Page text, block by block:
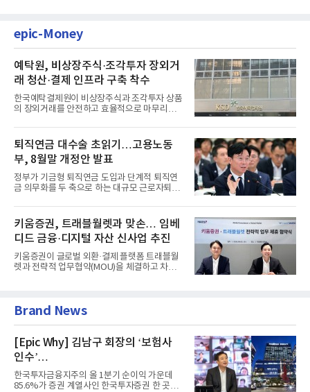
epic-Money
예탁원, 비상장주식·조각투자 장외거
래 청산·결제 인프라 구축 착수
한국예탁결제원이 비상장주식과 조각투자 상품
의 장외거래를 안전하고 효율적으로 마무리하기
퇴직연금 대수술 초읽기…고용노동
부, 8월말 개정안 발표
정부가 기금형 퇴직연금 도입과 단계적 퇴직연
금 의무화를 두 축으로 하는 대규모 근로자퇴직
키움증권, 트래블월렛과 맞손… 임베
디드 금융·디지털 자산 신사업 추진
키움증권이 글로벌 외환·결제 플랫폼 트래블월
렛과 전략적 업무협약(MOU)을 체결하고 차세
Brand News
[Epic Why] 김남구 회장의 ‘보험사
인수’
발걸음이 신중해진 배경은?
한국투자금융지주의 올 1분기 순이익 가운데
85.6%가 증권 계열사인 한국투자증권 한 곳에